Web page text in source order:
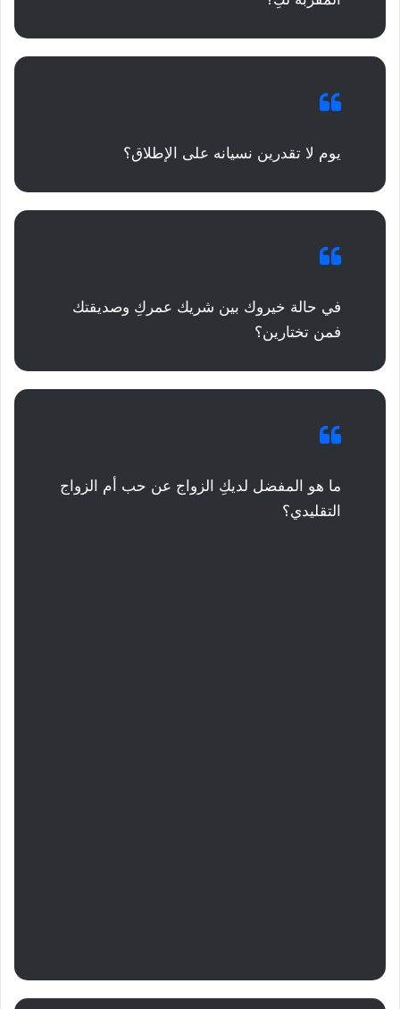
يوم لا تقدرين نسيانه على الإطلاق؟
في حالة خيروك بين شريك عمركِ وصديقتك
فمن تختارين؟
ما هو المفضل لديكِ الزواج عن حب أم الزواج
التقليدي؟